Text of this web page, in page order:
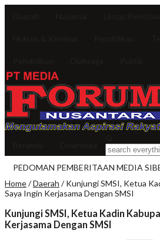
PEDOMAN PEMBERITAAN MEDIA
Home/Daerah /Kunjungi SMSI, Ketua
Saya Ingin Kerjasama Dengan SMSI
Kunjungi SMSI, Ketua Kadin
Kerjasama Dengan SMSI